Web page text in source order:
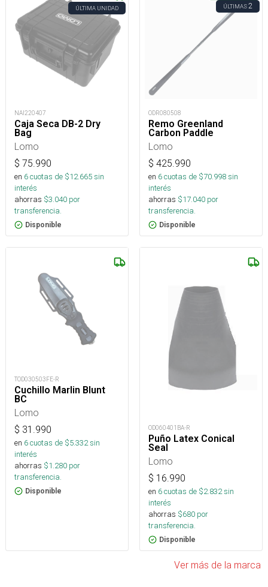
ÚLTIMA UNIDAD
NAI220407
Caja Seca DB-2 Dry
Bag
Lomo
$ 75.990
en 6cuotas de $12.665sin
interés
ahorras $3.040 por
transferencia.
Disponible
ÚLTIMAS2
ODR080508
Remo Greenland
Carbon Paddle
Lomo
$ 425.990
en 6cuotas de $70.998sin
interés
ahorras $17.040 por
transferencia.
Disponible
TOD030503FE-R
Cuchillo Marlin Blunt
BC
Lomo
$ 31.990
en 6cuotas de $5.332sin
interés
ahorras $1.280 por
transferencia.
Disponible
OD060401BA-R
Puño Latex Conical
Seal
Lomo
$ 16.990
en 6cuotas de $2.832sin
interés
ahorras $680 por
transferencia.
Disponible
Ver más de la marca